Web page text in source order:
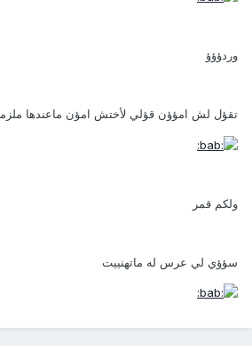
وردؤؤؤ
تقؤل لش امؤؤن قؤلي لأختش امؤن ماعندها
ولكم قمر
سؤؤي لي عرس له ماتهنييت